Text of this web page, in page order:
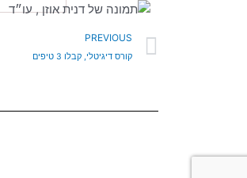
קודם
PREVIOUS
קורס דיגיטלי, קבלו 3 טיפים